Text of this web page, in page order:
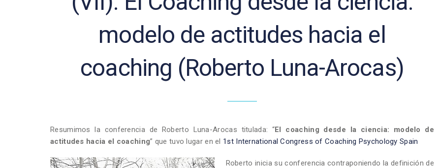
modelo de actitudes hacia el
coaching (Roberto Luna-Arocas)
Resumimos la conferencia de Roberto Luna-Arocas titulada: “El coaching desde la ciencia: modelo de
actitudes hacia el coaching” que tuvo lugar en el 1st International Congress of Coaching Psychology Spain
Roberto inicia su conferencia contraponiendo la definición de